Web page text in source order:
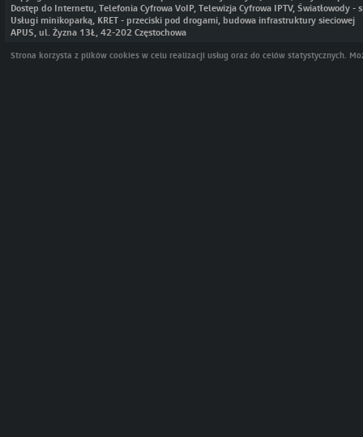
Dostęp do Internetu, Telefonia Cyfrowa VoIP, Telewizja Cyfrowa IPTV, Światłowody
Usługi minikoparką, KRET - przeciski pod drogami, budowa infrastruktury sieciowej
APUS, ul. Żyzna 13Ł, 42-202 Częstochowa
Strona korzysta z plików cookies w celu realizacji usług oraz do celów statystycznych.